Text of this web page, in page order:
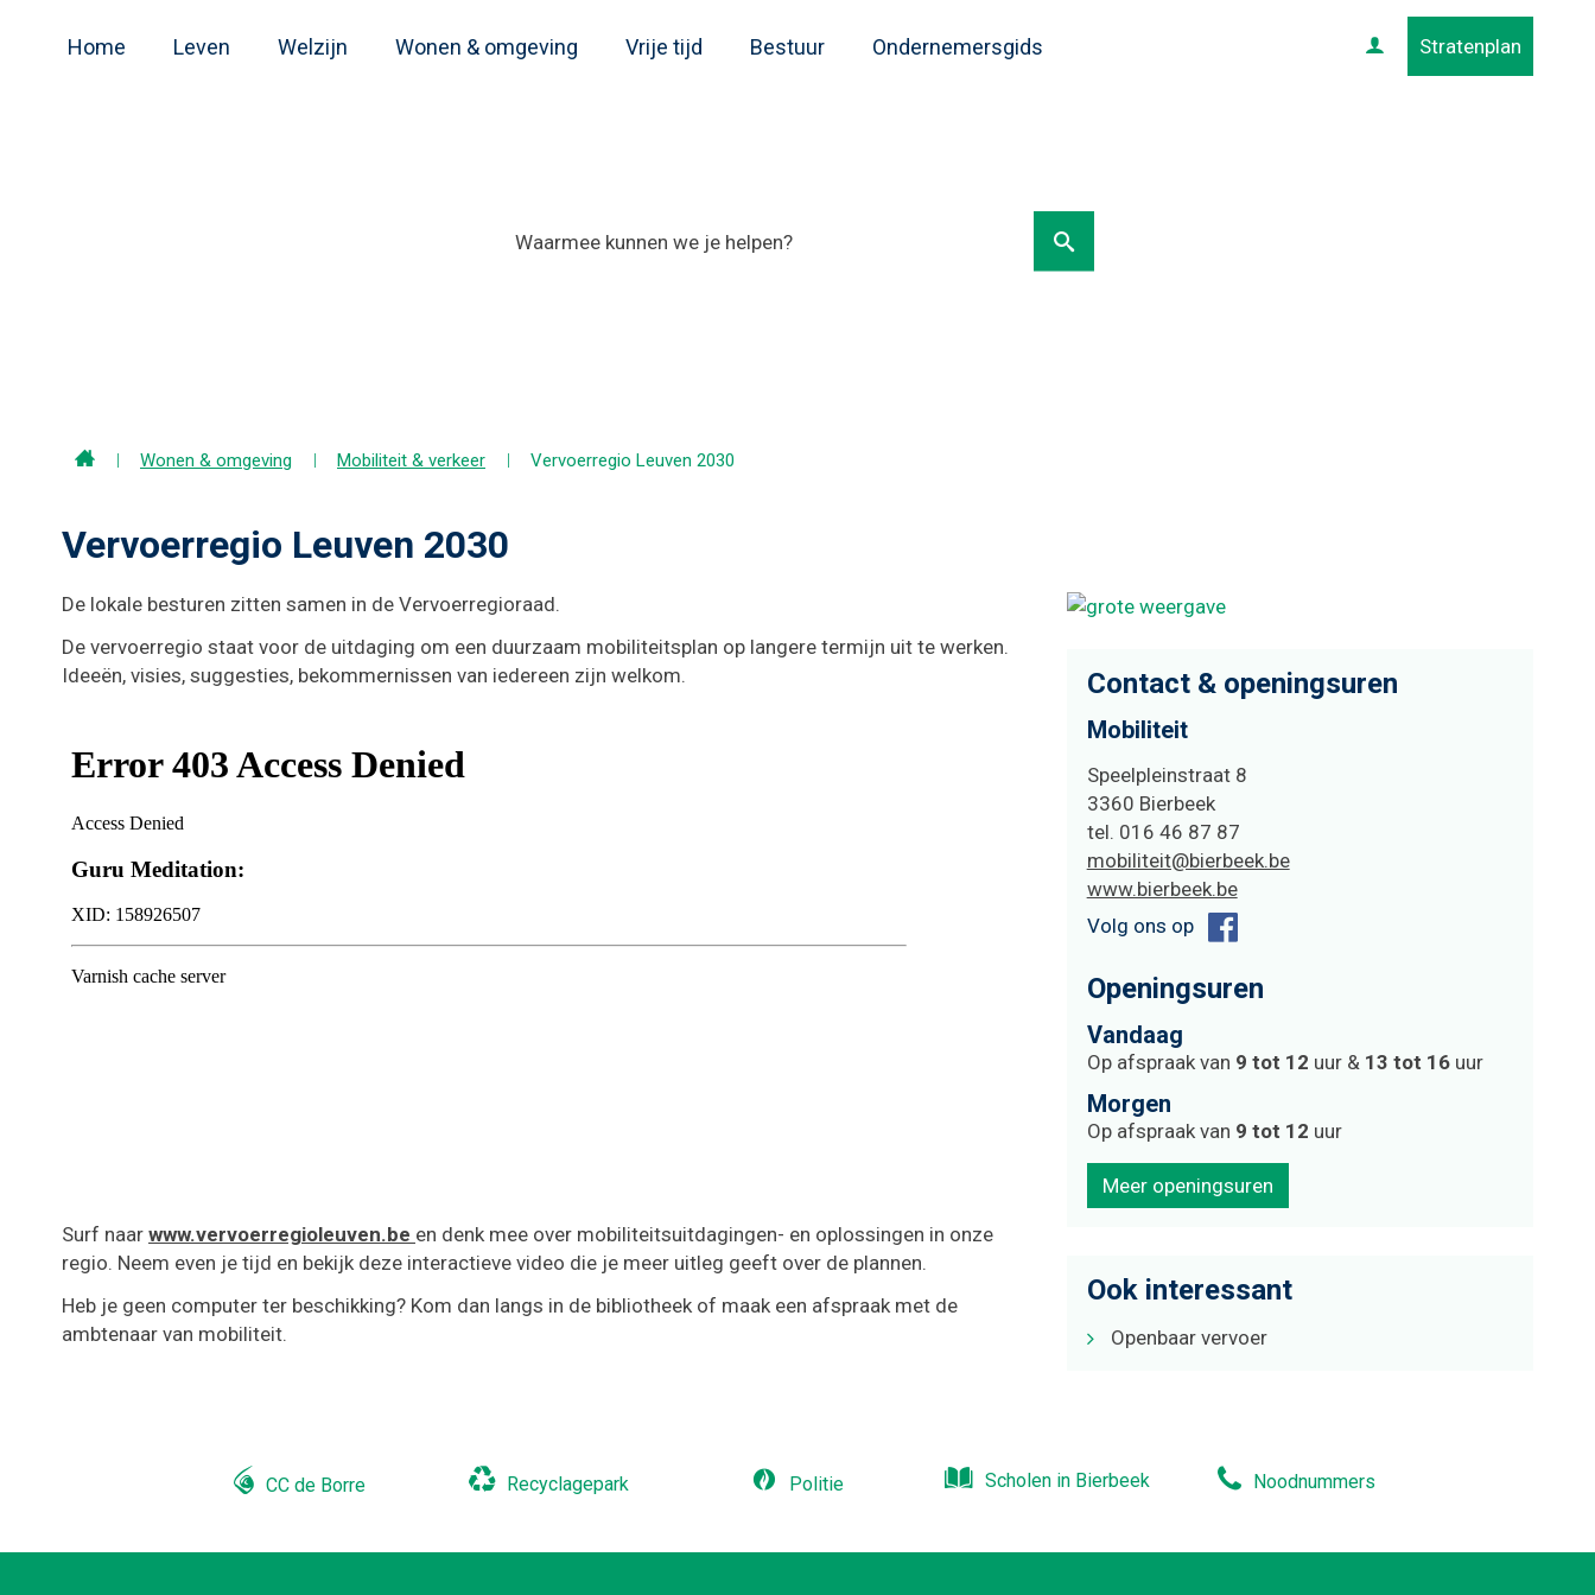
Home Leven Welzijn Wonen & omgeving Vrije tijd Bestuur Ondernemersgids
Stratenplan
Profiel
HomeWonen & omgeving Mobiliteit & verkeer Vervoerregio Leuven 2030
Vervoerregio Leuven 2030
De lokale besturen zitten samen in de Vervoerregioraad.
De vervoerregio staat voor de uitdaging om een duurzaam mobiliteitsplan op langere termijn uit te werken.
Ideeën, visies, suggesties, bekommernissen van iedereen zijn welkom.
Surf naar www.vervoerregioleuven.be en denk mee over mobiliteitsuitdagingen- en oplossingen in onze
regio. Neem even je tijd en bekijk deze interactieve video die je meer uitleg geeft over de plannen.
Heb je geen computer ter beschikking? Kom dan langs in de bibliotheek of maak een afspraak met de
ambtenaar van mobiliteit.
Contact & openingsuren
Mobiliteit
Adres
Speelpleinstraat 8
,
3360 Bierbeek
tel. 016 46 87 87
E-
mail
mobiliteit@bierbeek.be
Website
www.bierbeek.be
Volg ons op
Facebook
Openingsuren
Vandaag
Op afspraak van 9 tot 12 uur & 13 tot 16uur
Morgen
Op afspraak van 9 tot 12 uur
Meer openingsuren
Ook interessant
Openbaar vervoer
CC de Borre Recyclagepark Politie Scholen in Bierbeek Noodnummers